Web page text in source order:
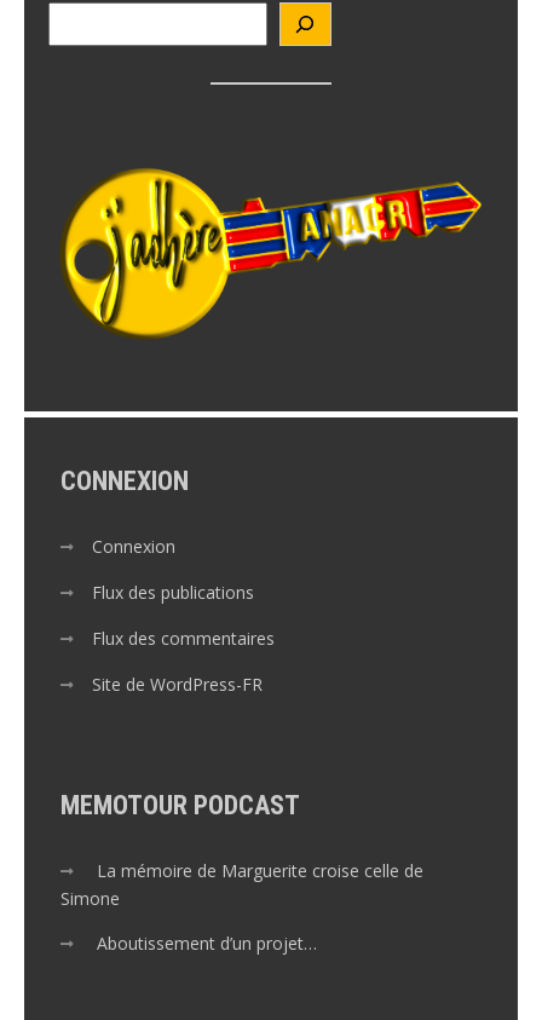
CONNEXION
Connexion
Flux des publications
Flux des commentaires
Site de WordPress-FR
MEMOTOUR PODCAST
La mémoire de Marguerite croise celle de
Simone
Aboutissement d’un projet…